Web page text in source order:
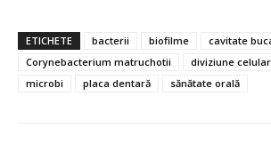
ETICHETE bacterii biofilme
cavitate
Corynebacterium matruchotii
diviziune
microbi
placa dentară sănătate orală